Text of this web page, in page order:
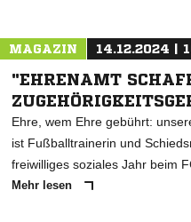
MAGAZIN 14.12.2024 |
"EHRENAMT
Ehre, wem Ehre gebührt:
ist Fußballtrainerin und
freiwilliges soziales Jahr beim
Mehr lesen